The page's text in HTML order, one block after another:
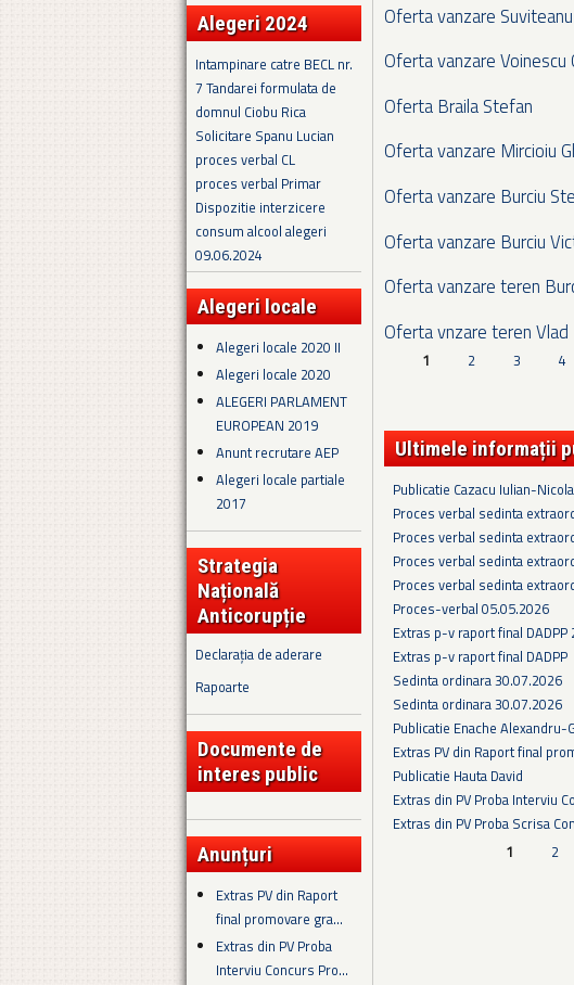
Alegeri 2024
Intampinare catre BECL nr.
7 Tandarei formulata de
domnul Ciobu Rica
Solicitare Spanu Lucian
proces verbal CL
proces verbal Primar
Dispozitie interzicere
consum alcool alegeri
09.06.2024
Alegeri locale
Alegeri locale 2020 II
Alegeri locale 2020
ALEGERI PARLAMENT
EUROPEAN 2019
Anunt recrutare AEP
Alegeri locale partiale
2017
Strategia
Națională
Anticorupție
Declarația de aderare
Rapoarte
Documente de
interes public
Anunțuri
Extras PV din Raport
final promovare gra...
Extras din PV Proba
Interviu Concurs Pro...
Oferta vanzare
Oferta vanzare Voinescu
Oferta Braila Stefan
Oferta vanzare Mircioiu
Oferta vanzare Burciu
Oferta vanzare Burciu
Oferta vanzare teren
Oferta vnzare teren Vlad
Pagini
1 2 3 4
Ultimele informații
Publicatie Cazacu Iulian-
Proces verbal sedinta
Proces verbal sedinta
Proces verbal sedinta
Proces verbal sedinta
Proces-verbal 05.05.2026
Extras p-v raport final DADPP
Extras p-v raport final DADPP
Sedinta ordinara 30.07.2026
Sedinta ordinara 30.07.2026
Publicatie Enache Alexandru-
Extras PV din Raport final
Publicatie Hauta David
Extras din PV Proba Interviu
Extras din PV Proba Scrisa
1 2